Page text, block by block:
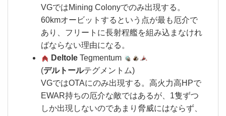
VGではMining Colonyでのみ出現する。
60kmオービットするという点が最も厄介で
あり、フリートに長射程艦を組み込まなけれ
ばならない理由になる。
Deltole Tegmentum
(デルトールテグメントム)
VGではOTAにのみ出現する。高火力高HPで
EWAR持ちの厄介な敵ではあるが、1隻ずつ
しか出現しないのであまり脅威にはならず、